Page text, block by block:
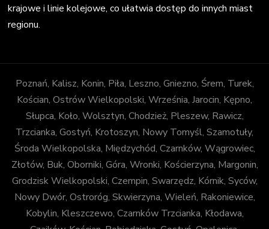
krajowe i linie kolejowe, co ułatwia dostęp do innych miast
regionu.
Poznań, Kalisz, Konin, Piła, Leszno, Gniezno, Śrem, Turek,
Kościan, Ostrów Wielkopolski, Września, Jarocin, Kępno,
Słupca, Koło, Wolsztyn, Chodzież, Pleszew, Rawicz,
Trzcianka, Gostyń, Krotoszyn, Nowy Tomyśl, Szamotuły,
Środa Wielkopolska, Międzychód, Czarnków, Wągrowiec,
Złotów, Buk, Oborniki, Góra, Wronki, Kościerzyna, Margonin,
Grodzisk Wielkopolski, Czempin, Swarzędz, Kórnik, Syców,
Nowy Dwór, Ostroróg, Skwierzyna, Wieleń, Rakoniewice,
Kobylin, Kleszczewo, Czarnków Trzcianka, Kłodawa,